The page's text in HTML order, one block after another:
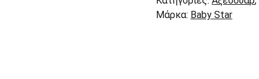
Μάρκα: Baby Star